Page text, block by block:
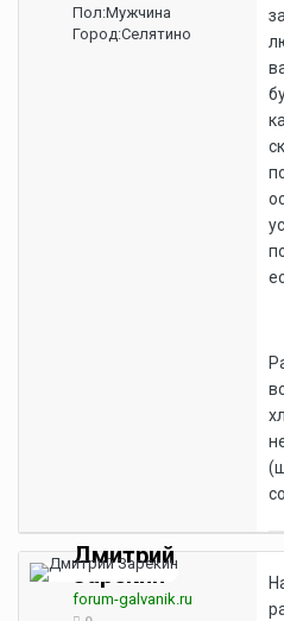
Пол:Мужчина
Город:Селятино
Дмитрий
Зарекин
forum-galvanik.ru